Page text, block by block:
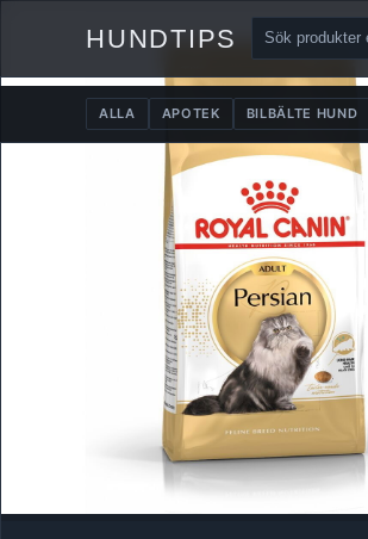
HUNDTIPS
ALLA APOTEK BILBÄLTE HUND